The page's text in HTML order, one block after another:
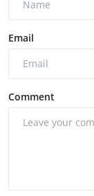
Email
Comment